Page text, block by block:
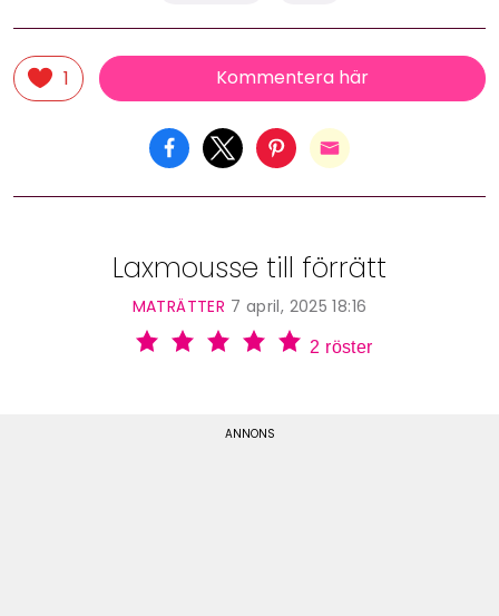
1 Kommentera här
Laxmousse till förrätt
MATRÄTTER 7 april, 2025 18:16
2 röster